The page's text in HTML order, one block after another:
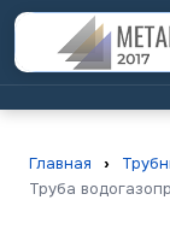
Главная ›
Труба